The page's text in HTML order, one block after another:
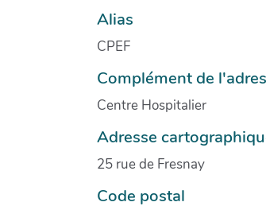
Alias
CPEF
Complément de
Centre Hospitalier
Adresse
25 rue de Fresnay
Code postal